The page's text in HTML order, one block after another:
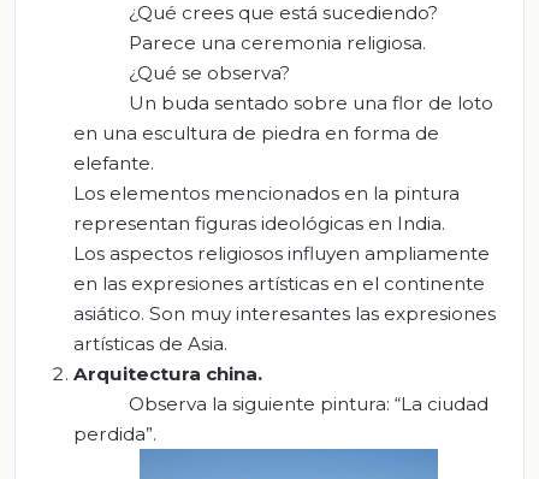
¿Qué crees que está sucediendo?
Parece una ceremonia religiosa.
¿Qué se observa?
Un buda sentado sobre una flor de loto
en una escultura de piedra en forma de
elefante.
Los elementos mencionados en la pintura
representan figuras ideológicas en India.
Los aspectos religiosos influyen ampliamente
en las expresiones artísticas en el continente
asiático. Son muy interesantes las expresiones
artísticas de Asia.
Arquitectura china.
Observa la siguiente pintura: “La ciudad
perdida”.